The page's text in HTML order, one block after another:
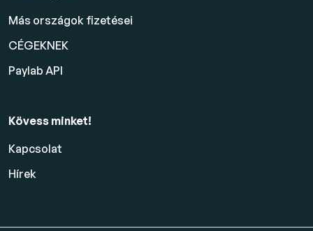
Más országok fizetései
CÉGEKNEK
Paylab API
Kövess minket!
Kapcsolat
Hírek